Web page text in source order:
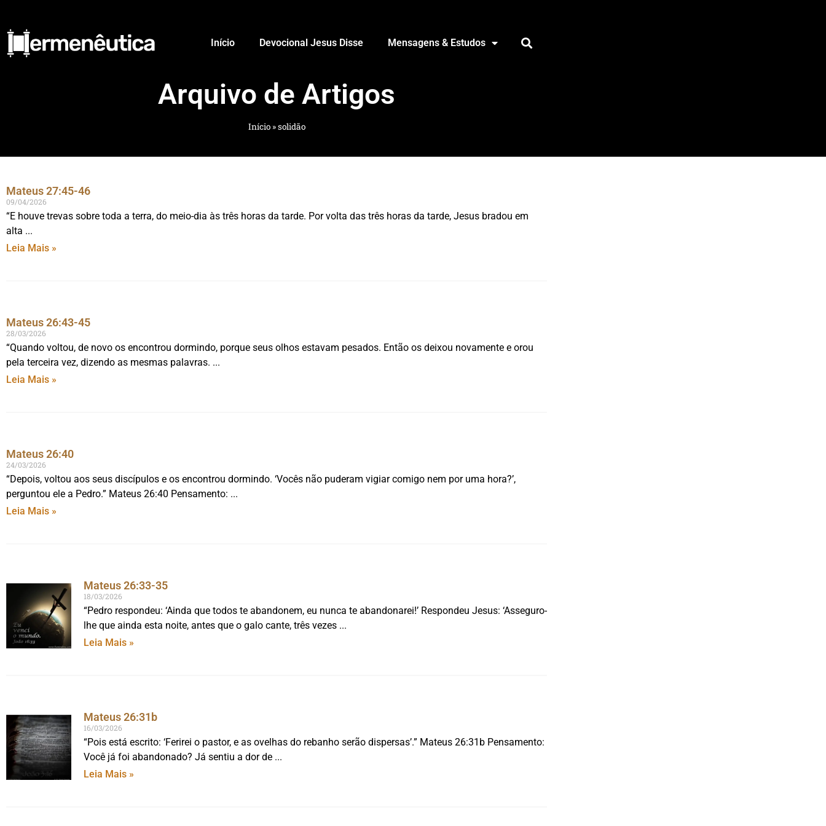
Início Devocional Jesus Disse Mensagens & Estudos
Arquivo de Artigos
Início»solidão
Mateus 27:45-46
09/04/2026
“E houve trevas sobre toda a terra, do meio-dia às três horas da tarde. Por volta das três horas da tarde, Jesus bradou em
alta
Leia Mais »
Mateus 26:43-45
28/03/2026
“Quando voltou, de novo os encontrou dormindo, porque seus olhos estavam pesados. Então os deixou novamente e orou
pela terceira vez, dizendo as mesmas palavras.
Leia Mais »
Mateus 26:40
24/03/2026
“Depois, voltou aos seus discípulos e os encontrou dormindo. ‘Vocês não puderam vigiar comigo nem por uma hora?’,
perguntou ele a Pedro.” Mateus 26:40 Pensamento:
Leia Mais »
Mateus 26:33-35
18/03/2026
“Pedro respondeu: ‘Ainda que todos te abandonem, eu nunca te abandonarei!’ Respondeu Jesus: ‘Asseguro-
lhe que ainda esta noite, antes que o galo cante, três vezes
Leia Mais »
Mateus 26:31b
16/03/2026
“Pois está escrito: ‘Ferirei o pastor, e as ovelhas do rebanho serão dispersas’.” Mateus 26:31b Pensamento:
Você já foi abandonado? Já sentiu a dor de
Leia Mais »